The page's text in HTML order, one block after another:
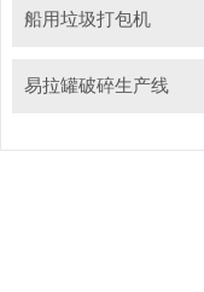
船用垃圾打包机
易拉罐破碎生产线